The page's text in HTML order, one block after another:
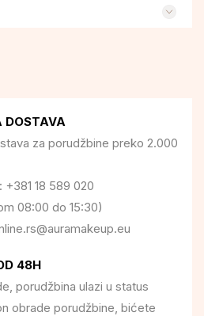
DOSTAVA
za porudžbine preko 2.000
18 589 020
08:00 do 15:30)
48H
porudžbina ulazi u status
obrade porudžbine, bićete